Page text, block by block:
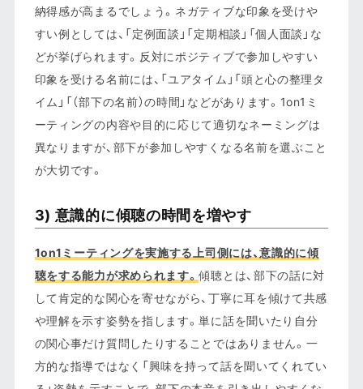
納得感が高まるでしょう。ネガティブな印象を受けや
すい例としては、「定例面談」「定期相談」「個人面談」な
どが挙げられます。反対にポジティブで参加しやすい
印象を受ける名前には、「ユアタイム」「頭と心の整理タ
イム」「（部下の名前）の時間」などがあります。1on1ミ
ーティングの内容や目的に応じて適切なネーミングは
異なりますが、部下が参加しやすくなる名前を選ぶこと
が大切です。
3) 意識的に傾聴の時間を増やす
1on1ミーティングを実施する上司側には、意識的に傾
聴をする能力が求められます。傾聴とは、部下の話に対
して肯定的な関心を寄せながら、丁寧に耳を傾けて共感
や理解を示す姿勢を指します。単に話を聞いたり自分
の関心事だけ質問したりすることではありません。一
方的な指導ではなく「興味を持って話を聞いてくれてい